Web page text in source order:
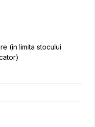
(in limita stocului